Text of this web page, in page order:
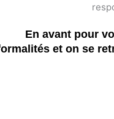
En avant pour
et on se